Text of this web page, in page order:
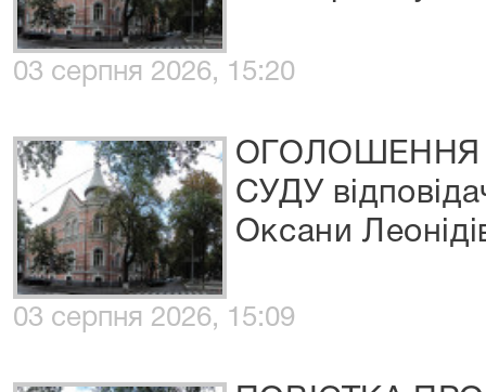
03 серпня 2026, 15:20
ОГОЛОШЕННЯ
СУДУ
Оксани
03 серпня 2026, 15:09